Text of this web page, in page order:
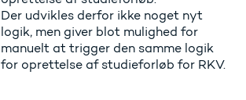
Der udvikles derfor ikke noget nyt
logik, men giver blot mulighed for
manuelt at trigger den samme logik
for oprettelse af studieforløb for RKV.